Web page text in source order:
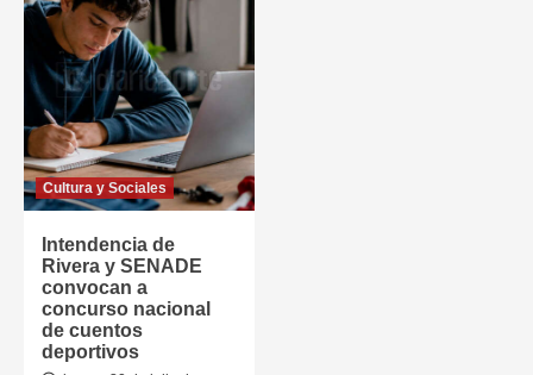
Cultura y Sociales
Intendencia de
Rivera y SENADE
convocan a
concurso nacional
de cuentos
deportivos